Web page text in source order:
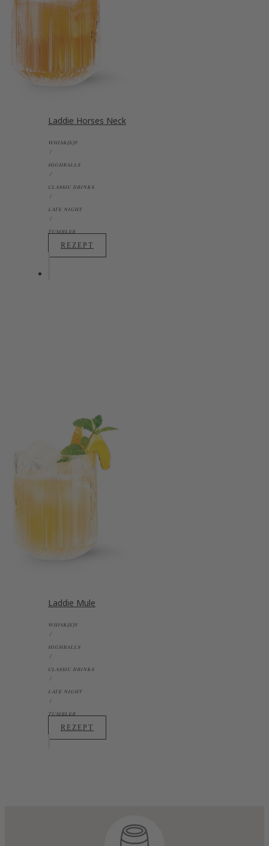
Laddie Horses Neck
WHISK(E)Y
HIGHBALLS
CLASSIC DRINKS
LATE NIGHT
TUMBLER
REZEPT
Laddie Mule
WHISK(E)Y
HIGHBALLS
CLASSIC DRINKS
LATE NIGHT
TUMBLER
REZEPT